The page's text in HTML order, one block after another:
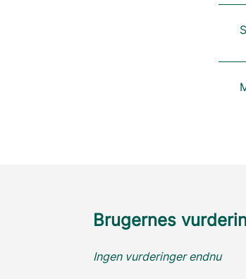
Brugernes
Ingen vurderinger endnu